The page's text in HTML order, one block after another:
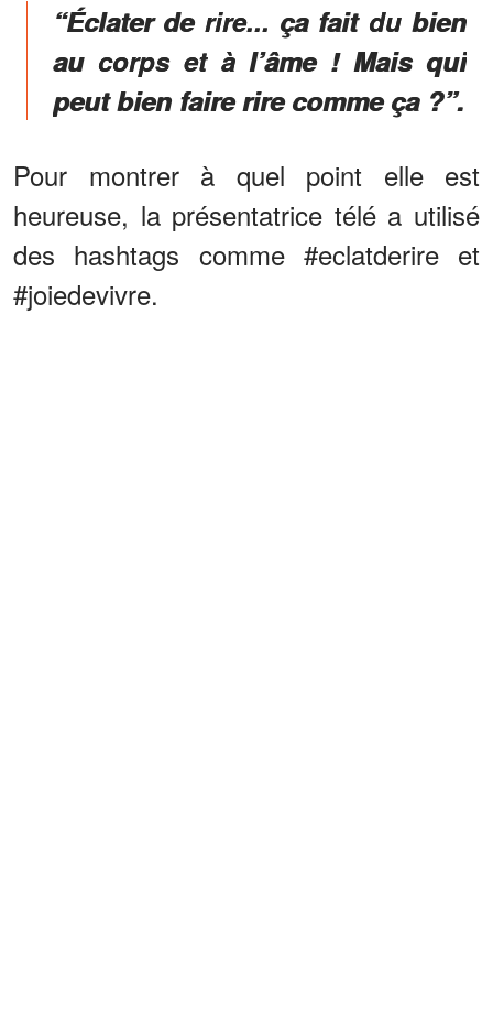
“Éclater de rire... ça fait du bien
au corps et à l’âme ! Mais qui
peut bien faire rire comme ça ?”.
Pour montrer à quel point elle est
heureuse, la présentatrice télé a utilisé
des hashtags comme #eclatderire et
#joiedevivre.